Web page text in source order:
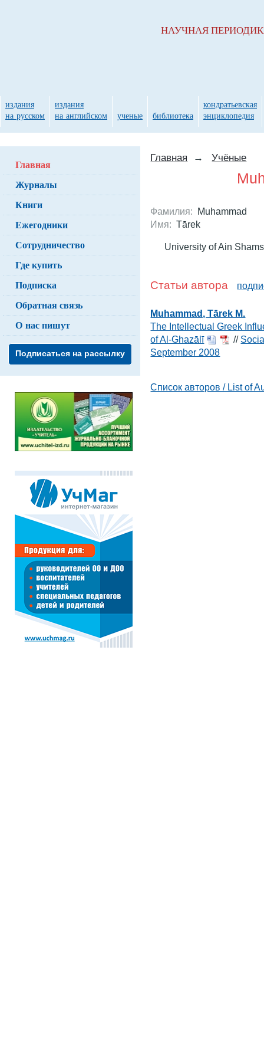
Главная → Учёные
Фамилия: Muhammad
Имя: Tārek
University of Ain Shams
Статьи автора
Muhammad, Tārek M.
The Intellectual Greek
of Al-Ghazālī
//
September 2008
Список авторов / List of
Главная
Журналы
Книги
Ежегодники
Сотрудничество
Где купить
Подписка
Обратная связь
О нас пишут
Подписаться на рассылку
НАУЧНАЯ
издания
на русском
издания
на английском
ученые библиотека
кондратьевская
энциклопедия